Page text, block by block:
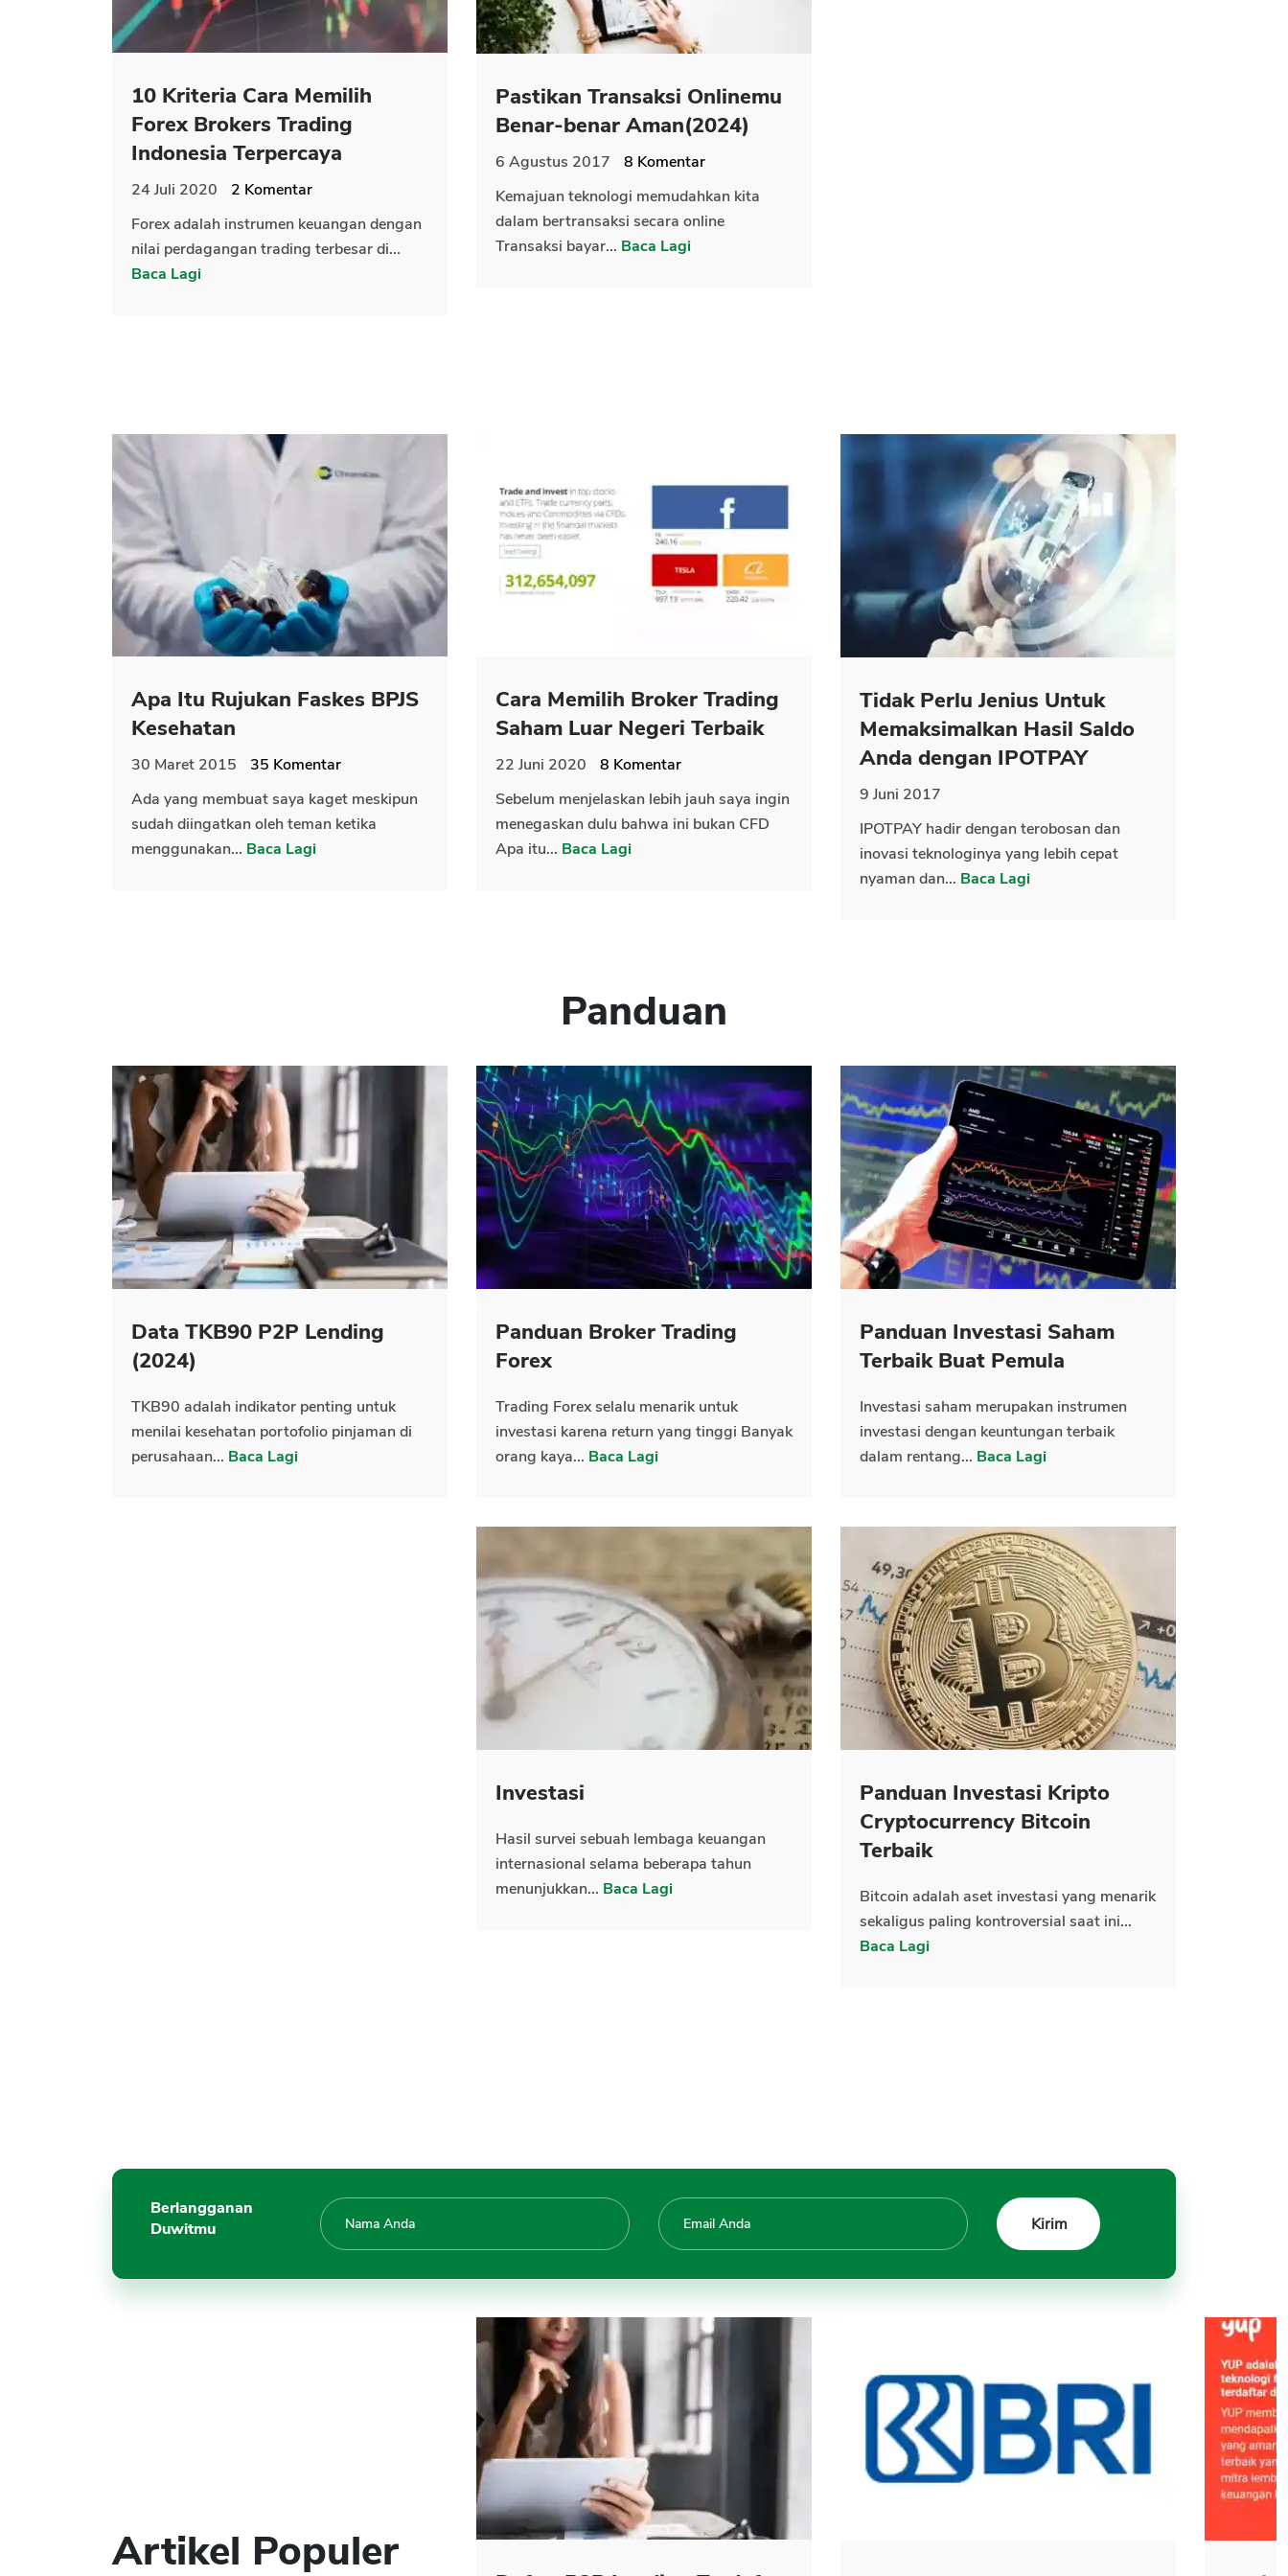
10 Kriteria Cara Memilih
Forex Brokers Trading
Indonesia Terpercaya
24 Juli 2020 2 Komentar
Forex adalah instrumen keuangan dengan
nilai perdagangan trading terbesar di...
Baca Lagi
Pastikan Transaksi Onlinemu
Benar-benar Aman(2024)
6 Agustus 2017 8 Komentar
Kemajuan teknologi memudahkan kita
dalam bertransaksi secara online
Transaksi bayar... Baca Lagi
Apa Itu Rujukan Faskes BPJS
Kesehatan
30 Maret 2015 35 Komentar
Ada yang membuat saya kaget meskipun
sudah diingatkan oleh teman ketika
menggunakan... Baca Lagi
Cara Memilih Broker Trading
Saham Luar Negeri Terbaik
22 Juni 2020 8 Komentar
Sebelum menjelaskan lebih jauh saya ingin
menegaskan dulu bahwa ini bukan CFD
Apa itu... Baca Lagi
Tidak Perlu Jenius Untuk
Memaksimalkan Hasil Saldo
Anda dengan IPOTPAY
9 Juni 2017
IPOTPAY hadir dengan terobosan dan
inovasi teknologinya yang lebih cepat
nyaman dan... Baca Lagi
Panduan
Data TKB90 P2P Lending
(2024)
TKB90 adalah indikator penting untuk
menilai kesehatan portofolio pinjaman di
perusahaan... Baca Lagi
Panduan Broker Trading
Forex
Trading Forex selalu menarik untuk
investasi karena return yang tinggi Banyak
orang kaya... Baca Lagi
Panduan Investasi Saham
Terbaik Buat Pemula
Investasi saham merupakan instrumen
investasi dengan keuntungan terbaik
dalam rentang... Baca Lagi
Investasi
Hasil survei sebuah lembaga keuangan
internasional selama beberapa tahun
menunjukkan... Baca Lagi
Panduan Investasi Kripto
Cryptocurrency Bitcoin
Terbaik
Bitcoin adalah aset investasi yang menarik
sekaligus paling kontroversial saat ini...
Baca Lagi
Berlangganan
Duwitmu
Artikel Populer
CANCEL